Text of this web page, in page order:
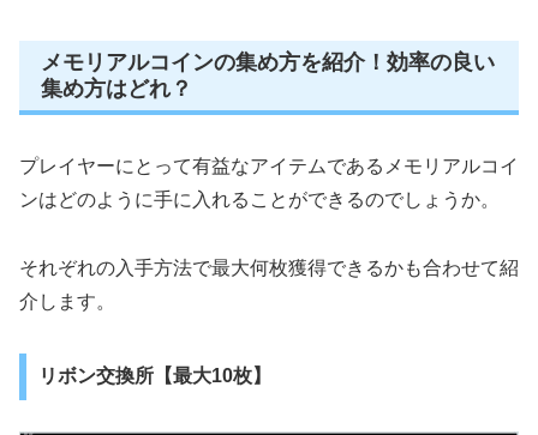
メモリアルコインの集め方を紹介！効率の良い
集め方はどれ？
プレイヤーにとって有益なアイテムであるメモリアルコイ
ンはどのように手に入れることができるのでしょうか。
それぞれの入手方法で最大何枚獲得できるかも合わせて紹
介します。
リボン交換所【最大10枚】